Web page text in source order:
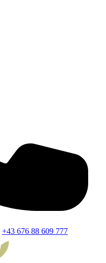
+43 676 88 609 777